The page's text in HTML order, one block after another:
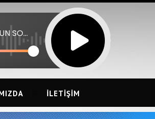
TUGBA YURT 24 - YOLUN SONU
İLETIŞIM